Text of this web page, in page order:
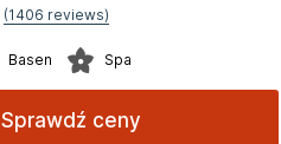
(1406 reviews)
Basen Spa
Sprawdź ceny